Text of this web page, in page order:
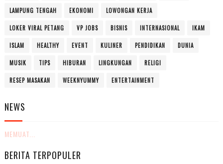
LAMPUNG TENGAH EKONOMI LOWONGAN KERJA
LOKER VIRAL PETANG VP JOBS BISNIS INTERNASIONAL IKAM
ISLAM HEALTHY EVENT KULINER PENDIDIKAN DUNIA
MUSIK TIPS HIBURAN LINGKUNGAN RELIGI
RESEP MASAKAN WEEKNYUMMY ENTERTAINMENT
NEWS
MEMUAT...
BERITA TERPOPULER